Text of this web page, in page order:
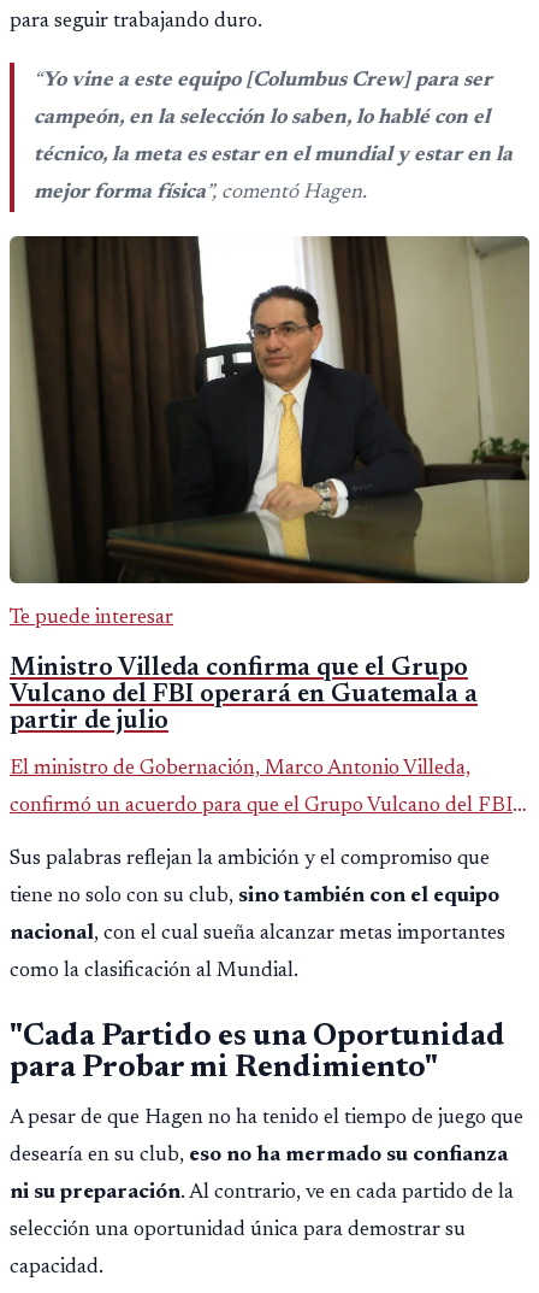
para seguir trabajando duro.
“Yo vine a este equipo [Columbus Crew] para ser
campeón, en la selección lo saben, lo hablé con el
técnico, la meta es estar en el mundial y estar en la
mejor forma física”, comentó Hagen.
Te puede interesar
Ministro Villeda confirma que el Grupo
Vulcano del FBI operará en Guatemala a
partir de julio
El ministro de Gobernación, Marco Antonio Villeda,
confirmó un acuerdo para que el Grupo Vulcano del FBI
opere en Guatemala a partir de julio, tras un intento
fallido con la administración anterior del Ministerio
Público.
Sus palabras reflejan la ambición y el compromiso que
tiene no solo con su club, sino también con el equipo
nacional, con el cual sueña alcanzar metas importantes
como la clasificación al Mundial.
"Cada Partido es una Oportunidad
para Probar mi Rendimiento"
A pesar de que Hagen no ha tenido el tiempo de juego que
desearía en su club, eso no ha mermado su confianza
ni su preparación. Al contrario, ve en cada partido de la
selección una oportunidad única para demostrar su
capacidad.